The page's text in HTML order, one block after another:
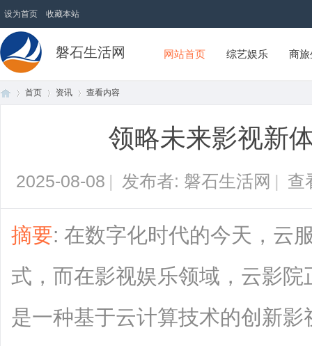
设为首页 收藏本站
磐石生活网 网站首页 综艺娱乐 商
首页 资讯 查看内容
领略未来影视新
2025-08-08 | 发布者: 磐石生活网 | 查
摘要: 在数字化时代的今天，云
式，而在影视娱乐领域，云影
是一种基于云计算技术的创新